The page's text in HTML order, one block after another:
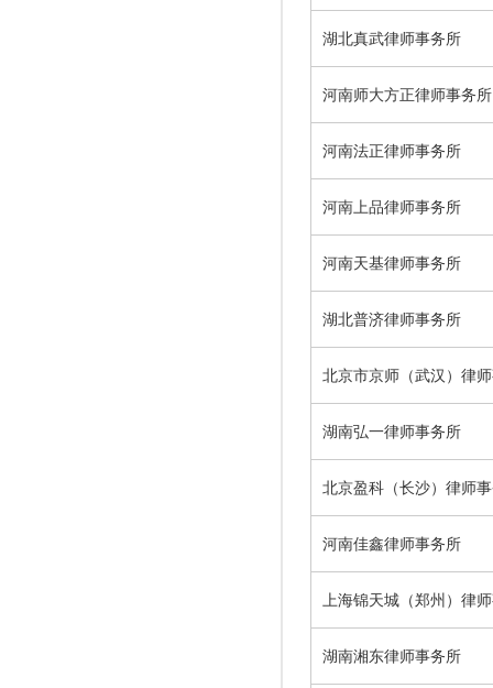
湖北真武律师事务所
河南师大方正律师事务所
河南法正律师事务所
河南上品律师事务所
河南天基律师事务所
湖北普济律师事务所
北京市京师（武汉）律
湖南弘一律师事务所
北京盈科（长沙）律师
河南佳鑫律师事务所
上海锦天城（郑州）律
湖南湘东律师事务所